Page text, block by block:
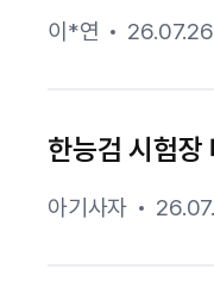
이*연 26.07.26
한능검 시험장
아기사자